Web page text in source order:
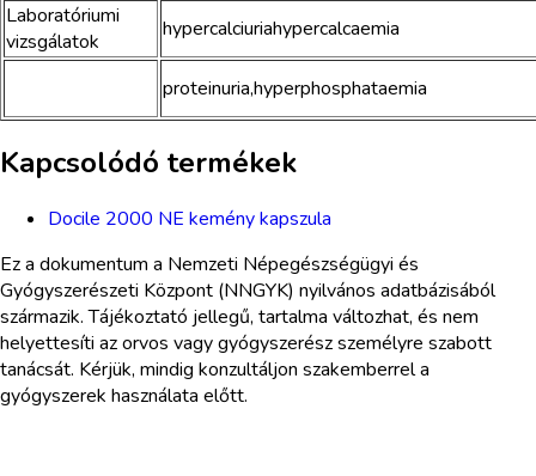
Laboratóriumi
vizsgálatok
hypercalciuriahypercalcaemia
proteinuria,hyperphosphataemia
Kapcsolódó termékek
Docile 2000 NE kemény kapszula
Ez a dokumentum a Nemzeti Népegészségügyi és
Gyógyszerészeti Központ (NNGYK) nyilvános adatbázisából
származik. Tájékoztató jellegű, tartalma változhat, és nem
helyettesíti az orvos vagy gyógyszerész személyre szabott
tanácsát. Kérjük, mindig konzultáljon szakemberrel a
gyógyszerek használata előtt.